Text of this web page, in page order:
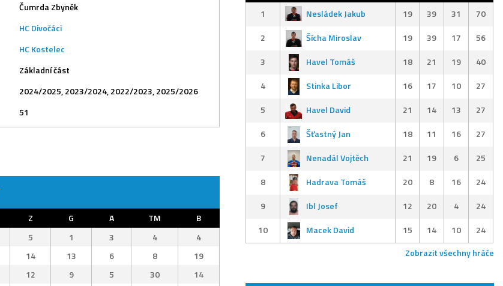
Čumrda Zbyněk
HC Divočáci
HC Kostelec
Základní část
2024/2025, 2023/2024, 2022/2023, 2025/2026
51
Z G A TM
B
5 1 3 4
4
14 13 6 8
19
12 9 5 30
14
1
Nesládek Jakub 19 39 31
70
2
Šícha Miroslav 19 39 17
56
3
Havel Tomáš 18 21 19
40
4
Stinka Libor 16 17 10
27
5
Havel David 21 14 13
27
6
Šťastný Jan 18 11 16
27
7
Nenadál Vojtěch 21 19 6
25
8
Hadrava Tomáš 20 8 16
24
9
Ibl Josef 12 20 4
24
10
Macek David 15 14 10
24
Zobrazit všechny hráče